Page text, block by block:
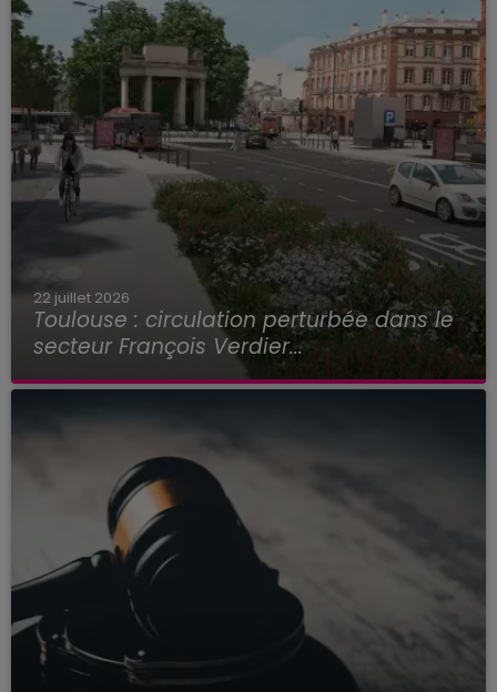
22 juillet 2026
Toulouse : circulation perturbée dans le
secteur François Verdier...